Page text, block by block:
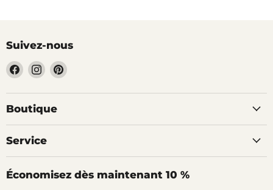
Suivez-nous
Trouvez-
nous
sur
Facebook
Trouvez-
nous
sur
Instagram
Trouvez-
sur
Boutique
Service
Économisez dès maintenant 10 %